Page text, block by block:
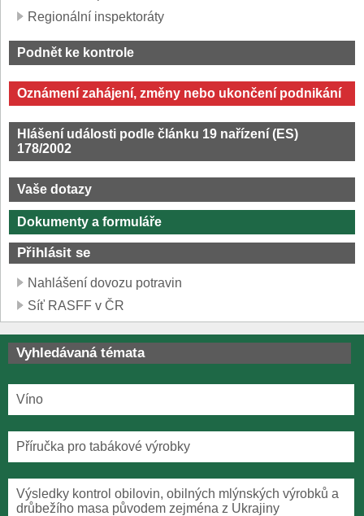
Regionální inspektoráty
Podnět ke kontrole
Oznámení zahájení, změny nebo ukončení podnikání
Hlášení události podle článku 19 nařízení (ES)
178/2002
Vaše dotazy
Dokumenty a formuláře
Přihlásit se
Nahlášení dovozu potravin
Síť RASFF v ČR
Vyhledávaná témata
Víno
Příručka pro tabákové výrobky
Výsledky kontrol obilovin, obilných mlýnských výrobků a
drůbežího masa původem zejména z Ukrajiny